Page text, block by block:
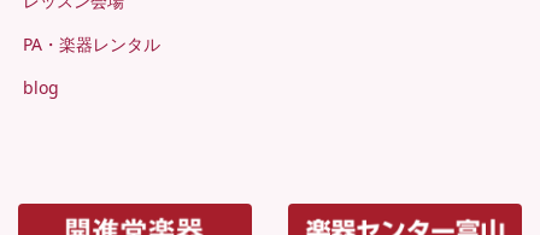
PA・楽器レンタル
blog